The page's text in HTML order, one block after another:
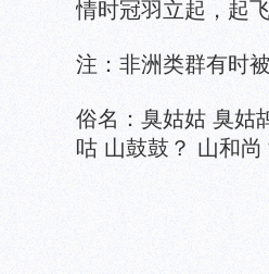
情时冠羽立起，起
注：非洲类群有时
俗名：臭姑姑 臭姑
咕 山鼓鼓？ 山和尚